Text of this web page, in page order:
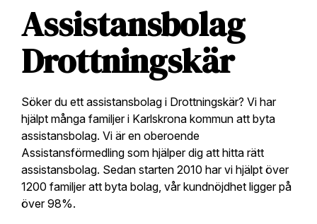
Assistansbolag
Drottningskär
Söker du ett assistansbolag i Drottningskär? Vi har
hjälpt många familjer i Karlskrona kommun att byta
assistansbolag. Vi är en oberoende
Assistansförmedling som hjälper dig att hitta rätt
assistansbolag. Sedan starten 2010 har vi hjälpt över
1200 familjer att byta bolag, vår kundnöjdhet ligger på
över 98%.